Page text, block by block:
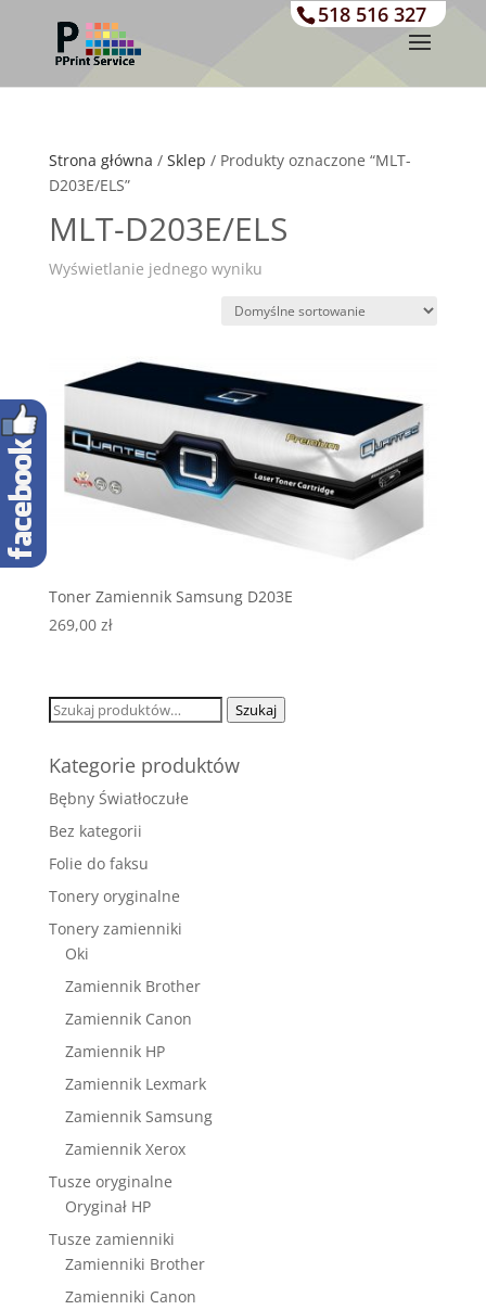
518 516 327
Strona główna / Sklep / Produkty oznaczone “MLT-
D203E/ELS”
MLT-D203E/ELS
Wyświetlanie jednego wyniku
Toner Zamiennik Samsung D203E
269,00 zł
Szukaj: Szukaj
Kategorie produktów
Bębny Światłoczułe
Bez kategorii
Folie do faksu
Tonery oryginalne
Tonery zamienniki
Oki
Zamiennik Brother
Zamiennik Canon
Zamiennik HP
Zamiennik Lexmark
Zamiennik Samsung
Zamiennik Xerox
Tusze oryginalne
Oryginał HP
Tusze zamienniki
Zamienniki Brother
Zamienniki Canon